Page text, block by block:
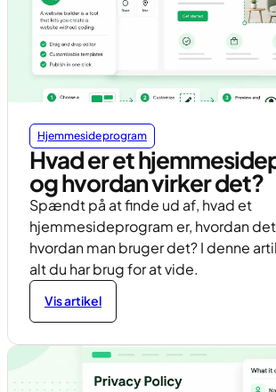
Hjemmesideprogram
Hvad er et
og hvordan virker det?
Spændt på at finde ud af, hvad et
hjemmesideprogram er, hvordan
hvordan man bruger det? I denne
alt du har brug for at vide.
Vis artikel